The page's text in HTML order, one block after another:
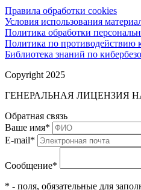
Правила обработки cookies
Условия использования
Политика обработки
Политика по противодействию
Библиотека знаний по
Copyright 2025
ГЕНЕРАЛЬНАЯ ЛИЦЕНЗИЯ
Обратная связь
Ваше имя*
E-mail*
Сообщение*
* - поля, обязательные для